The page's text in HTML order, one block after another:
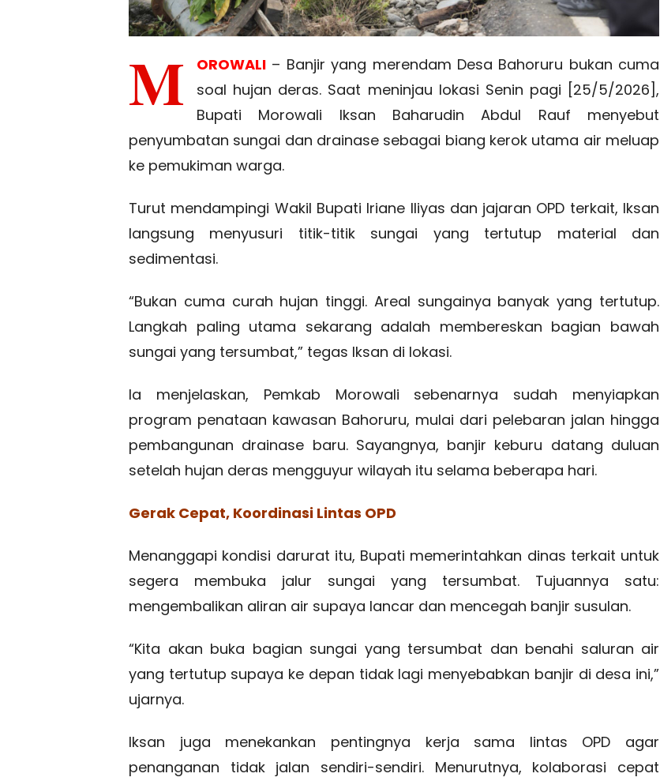
M OROWALI – Banjir yang merendam Desa Bahoruru bukan cuma
soal hujan deras. Saat meninjau lokasi Senin pagi [25/5/2026],
Bupati Morowali Iksan Baharudin Abdul Rauf menyebut
penyumbatan sungai dan drainase sebagai biang kerok utama air meluap
ke pemukiman warga.
Turut mendampingi Wakil Bupati Iriane Iliyas dan jajaran OPD terkait, Iksan
langsung menyusuri titik-titik sungai yang tertutup material dan
sedimentasi.
“Bukan cuma curah hujan tinggi. Areal sungainya banyak yang tertutup.
Langkah paling utama sekarang adalah membereskan bagian bawah
sungai yang tersumbat,” tegas Iksan di lokasi.
Ia menjelaskan, Pemkab Morowali sebenarnya sudah menyiapkan
program penataan kawasan Bahoruru, mulai dari pelebaran jalan hingga
pembangunan drainase baru. Sayangnya, banjir keburu datang duluan
setelah hujan deras mengguyur wilayah itu selama beberapa hari.
Gerak Cepat, Koordinasi Lintas OPD
Menanggapi kondisi darurat itu, Bupati memerintahkan dinas terkait untuk
segera membuka jalur sungai yang tersumbat. Tujuannya satu:
mengembalikan aliran air supaya lancar dan mencegah banjir susulan.
“Kita akan buka bagian sungai yang tersumbat dan benahi saluran air
yang tertutup supaya ke depan tidak lagi menyebabkan banjir di desa ini,”
ujarnya.
Iksan juga menekankan pentingnya kerja sama lintas OPD agar
penanganan tidak jalan sendiri-sendiri. Menurutnya, kolaborasi cepat